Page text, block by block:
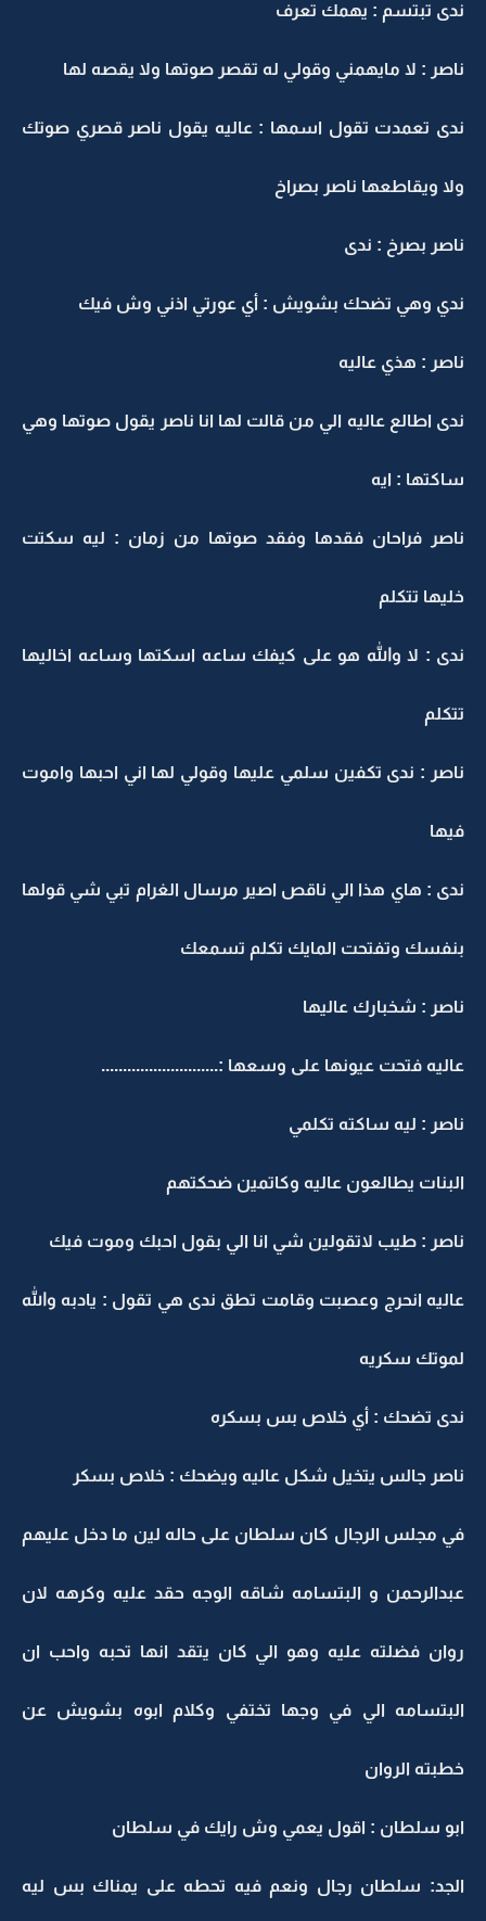
ندى تبتسم : يهمك تعرف
ناصر : لا مايهمني وقولي له تقصر صوتها ولا يقصه لها
ندى تعمدت تقول اسمها : عاليه يقول ناصر قصري صوتك
ولا ويقاطعها ناصر بصراخ
ناصر بصرخ : ندى
ندي وهي تضحك بشويش : أي عورتي اذني وش فيك
ناصر : هذي عاليه
ندى اطالع عاليه الي من قالت لها انا ناصر يقول صوتها وهي
ساكتها : ايه
ناصر فراحان فقدها وفقد صوتها من زمان : ليه سكتت
خليها تتكلم
ندى : لا والله هو على كيفك ساعه اسكتها وساعه اخاليها
تتكلم
ناصر : ندى تكفين سلمي عليها وقولي لها اني احبها واموت
فيها
ندى : هاي هذا الي ناقص اصير مرسال الغرام تبي شي قولها
بنفسك وتفتحت المايك تكلم تسمعك
ناصر : شخبارك عاليها
عاليه فتحت عيونها على وسعها :...........................
ناصر : ليه ساكته تكلمي
البنات يطالعون عاليه وكاتمين ضحكتهم
ناصر : طيب لاتقولين شي انا الي بقول احبك وموت فيك
عاليه انحرج وعصبت وقامت تطق ندى هي تقول : يادبه والله
لموتك سكريه
ندى تضحك : أي خلاص بس بسكره
ناصر جالس يتخيل شكل عاليه ويضحك : خلاص بسكر
في مجلس الرجال كان سلطان على حاله لين ما دخل عليهم
عبدالرحمن و البتسامه شاقه الوجه حقد عليه وكرهه لان
روان فضلته عليه وهو الي كان يتقد انها تحبه واحب ان
البتسامه الي في وجها تختفي وكلام ابوه بشويش عن
خطبته الروان
ابو سلطان : اقول يعمي وش رايك في سلطان
الجد: سلطان رجال ونعم فيه تحطه على يمناك بس ليه